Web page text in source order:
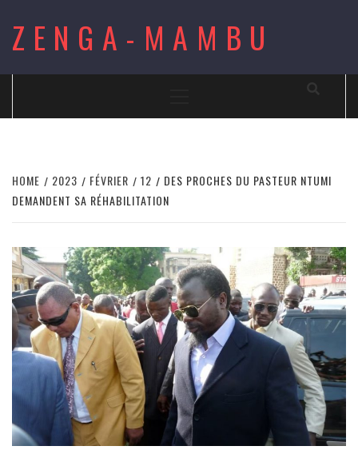
content
ZENGA-MAMBU
HOME 2023 FÉVRIER 12
DES PROCHES DU PASTEUR NTUMI
DEMANDENT SA RÉHABILITATION